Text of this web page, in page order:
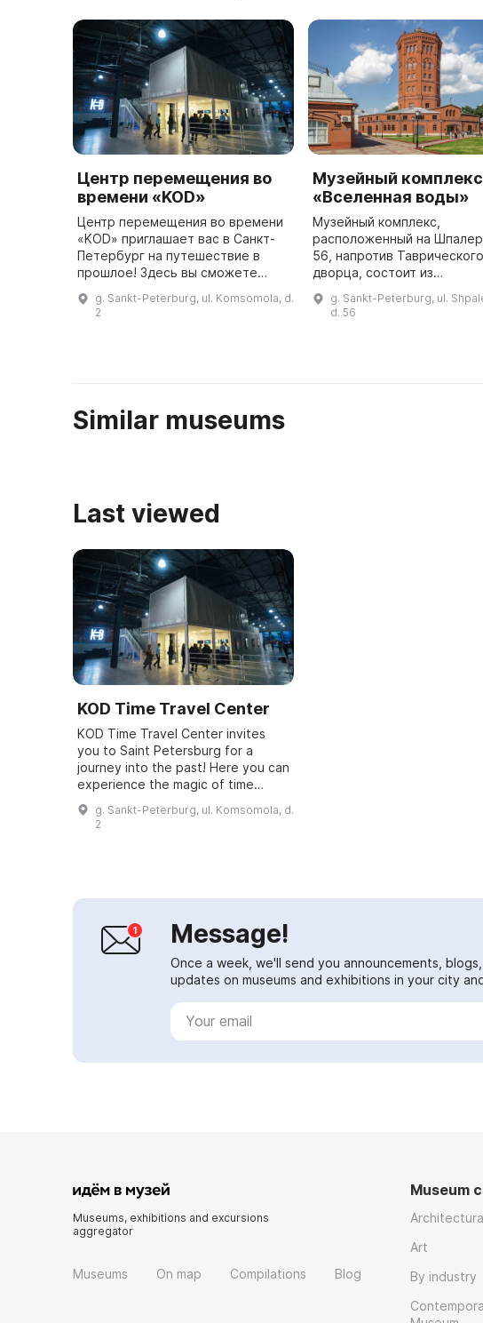
Центр перемещения во
времени «KOD»
Центр перемещения во времени
«KOD» приглашает вас в Санкт-
Петербург на путешествие в
прошлое! Здесь вы сможете
путешествия во времени и
g. Sankt-Peterburg, ul. Komsomola, d.
2
Музейный комплекс
«Вселенная воды»
Музейный комплекс,
расположенный на
56, напротив Таврического
дворца, состоит из
резервуара главной
g. Sankt-Peterburg, ul.
d. 56
Similar museums
Last viewed
KOD Time Travel Center
KOD Time Travel Center invites
you to Saint Petersburg for a
journey into the past! Here you can
experience the magic of time
travel and have the opportunity to
take part in historical events. You
g. Sankt-Peterburg, ul. Komsomola, d.
2
Message!
Once a week, we'll send you announcements,
updates on museums and exhibitions in your city
Museums, exhibitions and excursions
aggregator
Museums On map Compilations Blog
Museum
Art
By industry